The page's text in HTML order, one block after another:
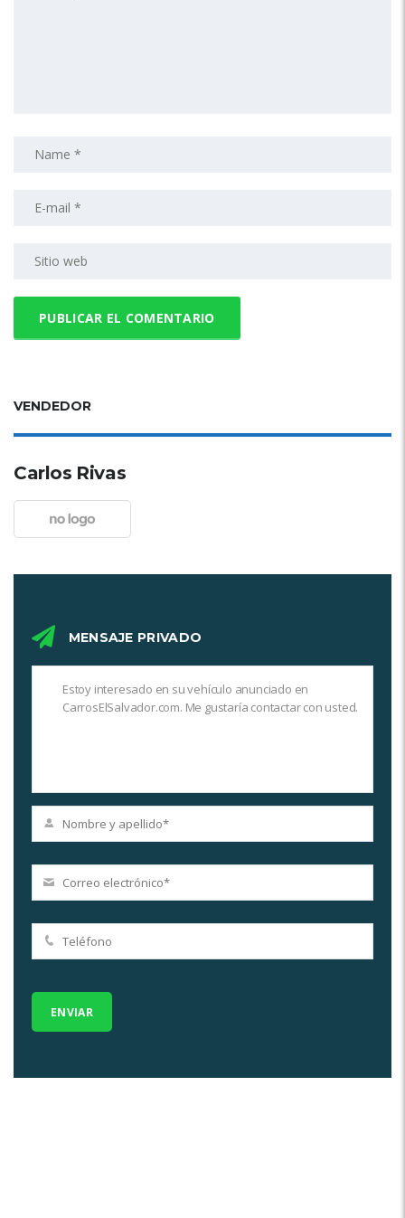
VENDEDOR
Carlos Rivas
MENSAJE PRIVADO